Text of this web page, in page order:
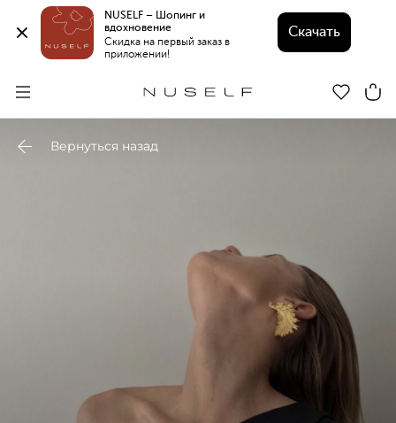
NUSELF – Шопинг и
вдохновение
Скидка на первый заказ в
приложении!
Скачать
Вернуться назад